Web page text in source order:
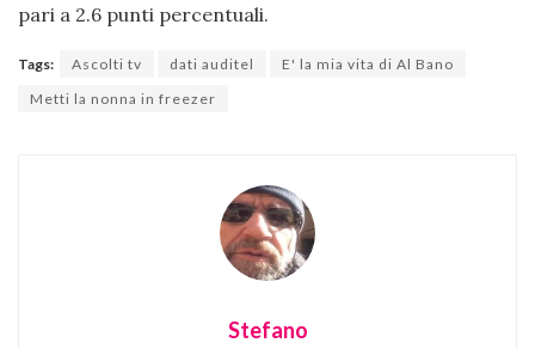
pari a 2.6 punti percentuali.
Tags: Ascolti tv dati auditel
E' la mia vita di Al Bano
Metti la nonna in freezer
Stefano